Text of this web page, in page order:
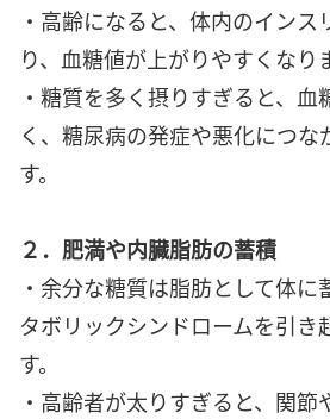
・高齢になると、体内のインス
り、血糖値が上がりやすくなり
・糖質を多く摂りすぎると、
く、糖尿病の発症や悪化につな
す。
２．肥満や内臓脂肪の蓄積
・余分な糖質は脂肪として体
タボリックシンドロームを引き
す。
・高齢者が太りすぎると、関